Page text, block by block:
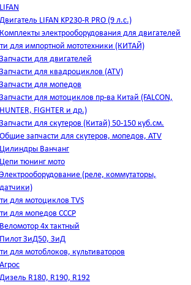
LIFAN
Двигатель LIFAN KP230-R PRO (9 л.с.)
Комплекты электрооборудования для двигателей
для импортной мототехники (КИТАЙ)
Запчасти для двигателей
Запчасти для квадроциклов (ATV)
Запчасти для мопедов
Запчасти для мотоциклов пр-ва Китай (FALCON,
HUNTER, FIGHTER и др.)
Запчасти для скутеров (Китай) 50-150 куб.см.
Общие запчасти для скутеров, мопедов, ATV
Цилиндры Ванчанг
Цепи тюнинг мото
Электрооборудование (реле, коммутаторы,
датчики)
для мотоциклов TVS
для мопедов СССР
Веломотор 4х тактный
Пилот ЗиД50, ЗиД
для мотоблоков, культиваторов
Агрос
Дизель R180, R190, R192